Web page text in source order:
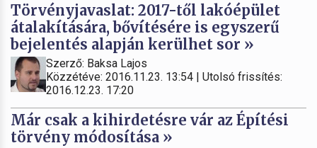
Törvényjavaslat: 2017-től lakóépület
átalakítására, bővítésére is egyszerű
bejelentés alapján kerülhet sor »
Szerző: Baksa Lajos
Közzétéve: 2016.11.23. 13:54 | Utolsó frissítés:
2016.12.23. 17:20
Már csak a kihirdetésre vár az Építési
törvény módosítása »